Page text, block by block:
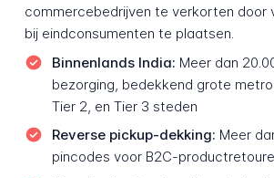
commercebedrijven te verkorten door
bij eindconsumenten te plaatsen.
Binnenlands India: Meer dan
bezorging, bedekkend grote
Tier 2, en Tier 3 steden
Reverse pickup-dekking: Meer
pincodes voor B2C-